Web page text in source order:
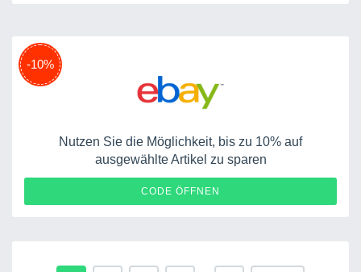
-10%
Nutzen Sie die Möglichkeit, bis zu 10% auf
ausgewählte Artikel zu sparen
CODE ÖFFNEN